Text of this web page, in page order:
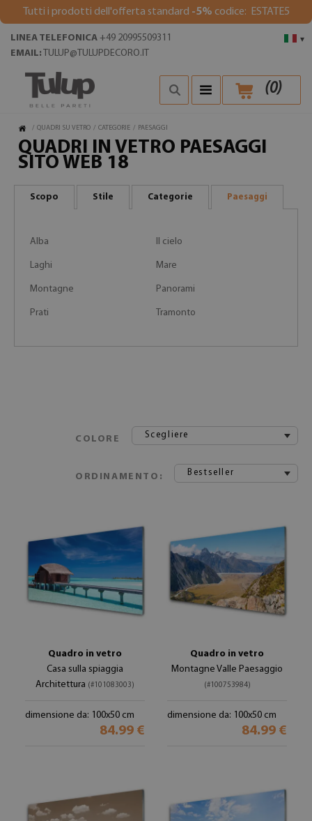
Tutti i prodotti dell'offerta standard -5% codice: ESTATE5
▾
LINEA TELEFONICA +49 20995509311
EMAIL: TULUP@TULUPDECORO.IT
(0)
/ QUADRI SU VETRO / CATEGORIE / PAESAGGI
QUADRI IN VETRO PAESAGGI
SITO WEB 18
Scopo Stile Categorie Paesaggi
Alba Il cielo
Laghi Mare
Montagne Panorami
Prati Tramonto
COLORE Scegliere
ORDINAMENTO: Bestseller
Quadro in vetro
Casa sulla spiaggia
Architettura (#101083003)
dimensione da: 100x50 cm
84.99 €
Quadro in vetro
Montagne Valle Paesaggio
(#100753984)
dimensione da: 100x50 cm
84.99 €